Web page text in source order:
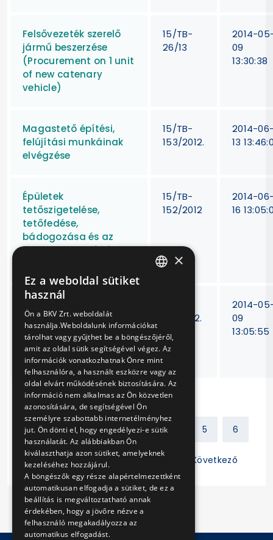
Felsővezeték szerelő
jármű beszerzése
(Procurement on 1 unit
of new catenary
vehicle)
15/TB-
26/13
2014-
09
13:30:38
Magastető építési,
felújítási munkáinak
elvégzése
15/TB-
153/2012.
2014-
13
Épületek
tetőszigetelése,
tetőfedése,
bádogozása és az
ehhez kapcsolódó
15/TB-
152/2012
2014-
16
szakipari,
épületgépész és
épületvillamossági
munkák elvégzése
151/2012.
2014-
09
13:05:55
Előző 1 2 3 5 6
8 Következő
×
Ez a weboldal sütiket
használ
Ön a BKV Zrt. weboldalát
használja.Weboldalunk információkat
tárolhat vagy gyűjthet be a böngészőjéről,
amit az oldal sütik segítségével végez. Az
információk vonatkozhatnak Önre mint
felhasználóra, a használt eszközre vagy az
oldal elvárt működésének biztosítására. Az
információ nem alkalmas az Ön közvetlen
azonosítására, de segítségével Ön
személyre szabottabb internetélményhez
jut. Ön dönti el, hogy engedélyezi-e sütik
használatát. Az alábbiakban Ön
kiválaszthatja azon sütiket, amelyeknek
kezeléséhez hozzájárul.
A böngészők egy része alapértelmezettként
automatikusan elfogadja a sütiket, de ez a
beállítás is megváltoztatható annak
érdekében, hogy a jövőre nézve a
felhasználó megakadályozza az
automatikus elfogadást.